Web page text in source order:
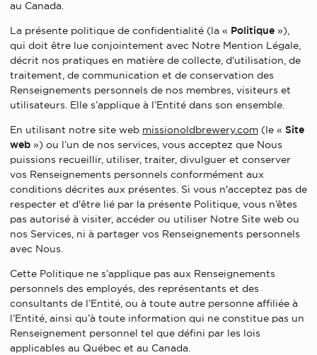
au Canada.
La présente politique de confidentialité (la « Politique »),
qui doit être lue conjointement avec Notre Mention Légale,
décrit nos pratiques en matière de collecte, d'utilisation, de
traitement, de communication et de conservation des
Renseignements personnels de nos membres, visiteurs et
utilisateurs. Elle s’applique à l’Entité dans son ensemble.
En utilisant notre site web missionoldbrewery.com (le « Site
web ») ou l’un de nos services, vous acceptez que Nous
puissions recueillir, utiliser, traiter, divulguer et conserver
vos Renseignements personnels conformément aux
conditions décrites aux présentes. Si vous n'acceptez pas de
respecter et d'être lié par la présente Politique, vous n’êtes
pas autorisé à visiter, accéder ou utiliser Notre Site web ou
nos Services, ni à partager vos Renseignements personnels
avec Nous.
Cette Politique ne s’applique pas aux Renseignements
personnels des employés, des représentants et des
consultants de l’Entité, ou à toute autre personne affiliée à
l’Entité, ainsi qu’à toute information qui ne constitue pas un
Renseignement personnel tel que défini par les lois
applicables au Québec et au Canada.